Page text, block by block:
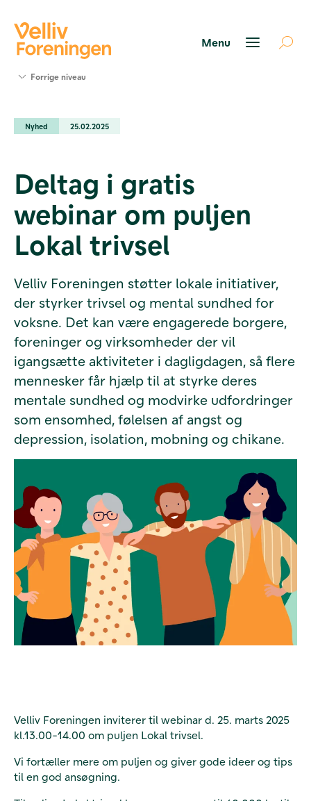
Værktøjer
Foreningen
Kontakt
os
Forrige niveau
Nyhed 25.02.2025
Deltag i gratis
webinar om puljen
Lokal trivsel
Velliv Foreningen støtter lokale initiativer,
der styrker trivsel og mental sundhed for
voksne. Det kan være engagerede borgere,
foreninger og virksomheder der vil
igangsætte aktiviteter i dagligdagen, så flere
mennesker får hjælp til at styrke deres
mentale sundhed og modvirke udfordringer
som ensomhed, følelsen af angst og
depression, isolation, mobning og chikane.
Velliv Foreningen inviterer til webinar d. 25. marts 2025
kl.13.00-14.00 om puljen Lokal trivsel.
Vi fortæller mere om puljen og giver gode ideer og tips
til en god ansøgning.